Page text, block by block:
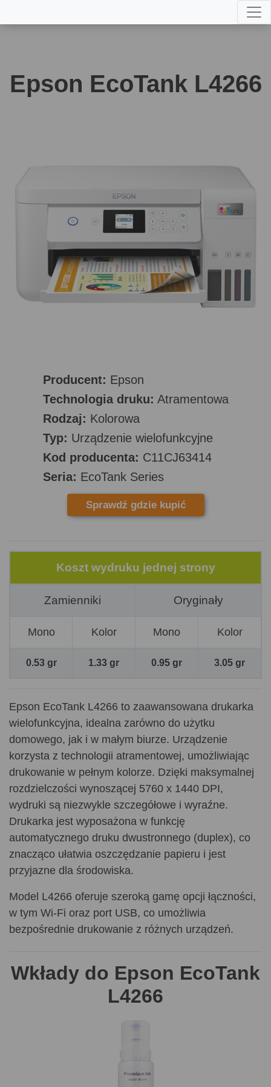
Epson EcoTank L4266
Producent: Epson
Technologia druku: Atramentowa
Rodzaj: Kolorowa
Typ: Urządzenie wielofunkcyjne
Kod producenta: C11CJ63414
Seria: EcoTank Series
Sprawdź gdzie kupić
Koszt wydruku jednej strony
Zamienniki Oryginały
Mono Kolor Mono Kolor
0.53 gr 1.33 gr 0.95 gr 3.05 gr
Epson EcoTank L4266 to zaawansowana drukarka
wielofunkcyjna, idealna zarówno do użytku
domowego, jak i w małym biurze. Urządzenie
korzysta z technologii atramentowej, umożliwiając
drukowanie w pełnym kolorze. Dzięki maksymalnej
rozdzielczości wynoszącej 5760 x 1440 DPI,
wydruki są niezwykle szczegółowe i wyraźne.
Drukarka jest wyposażona w funkcję
automatycznego druku dwustronnego (duplex), co
znacząco ułatwia oszczędzanie papieru i jest
przyjazne dla środowiska.
Model L4266 oferuje szeroką gamę opcji łączności,
w tym Wi-Fi oraz port USB, co umożliwia
bezpośrednie drukowanie z różnych urządzeń.
z telefonów komórkowych, tabletów i laptopów.
Urządzenie posiada także kolorowy wyświetlacz
wszechstronne narzędzie do skanowania.
Wkłady do Epson EcoTank
L4266